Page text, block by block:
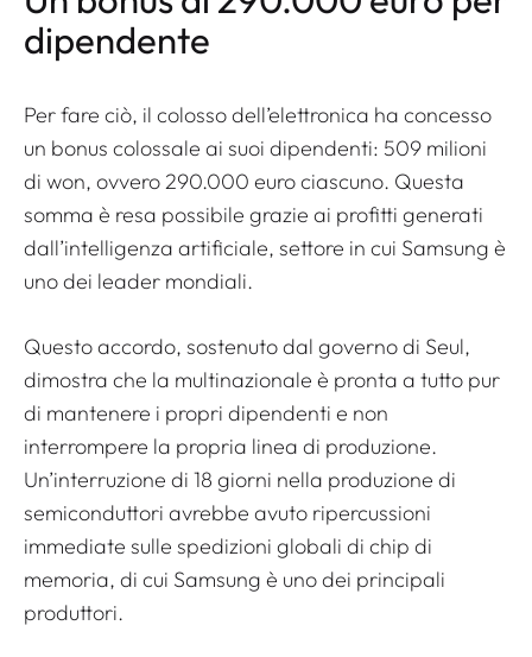
dipendente
Per fare ciò, il colosso dell’elettronica ha concesso
un bonus colossale ai suoi dipendenti: 509 milioni
di won, ovvero 290.000 euro ciascuno. Questa
somma è resa possibile grazie ai profitti generati
dall’intelligenza artificiale, settore in cui Samsung è
uno dei leader mondiali.
Questo accordo, sostenuto dal governo di Seul,
dimostra che la multinazionale è pronta a tutto pur
di mantenere i propri dipendenti e non
interrompere la propria linea di produzione.
Un’interruzione di 18 giorni nella produzione di
semiconduttori avrebbe avuto ripercussioni
immediate sulle spedizioni globali di chip di
memoria, di cui Samsung è uno dei principali
produttori.